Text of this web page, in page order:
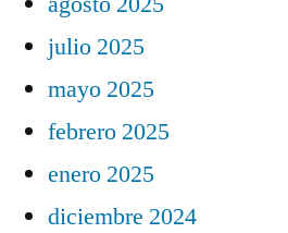
julio 2025
mayo 2025
febrero 2025
enero 2025
diciembre 2024